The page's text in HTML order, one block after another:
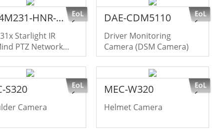
PTZ4M231-HNR-XA-GHW
Starlight IR
PTZ Network
DAE-CDM5110
Driver Monitoring
Camera (DSM Camera)
S320
Camera
MEC-W320
Helmet Camera